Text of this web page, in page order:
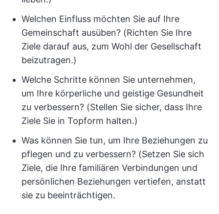
Welchen Einfluss möchten Sie auf Ihre
Gemeinschaft ausüben? (Richten Sie Ihre
Ziele darauf aus, zum Wohl der Gesellschaft
beizutragen.)
Welche Schritte können Sie unternehmen,
um Ihre körperliche und geistige Gesundheit
zu verbessern? (Stellen Sie sicher, dass Ihre
Ziele Sie in Topform halten.)
Was können Sie tun, um Ihre Beziehungen zu
pflegen und zu verbessern? (Setzen Sie sich
Ziele, die Ihre familiären Verbindungen und
persönlichen Beziehungen vertiefen, anstatt
sie zu beeinträchtigen.